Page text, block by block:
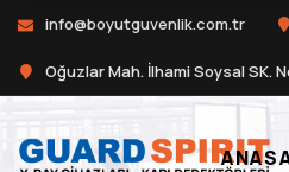
info@boyutguvenlik.com.tr
Oğuzlar Mah. İlhami Soysal SK.